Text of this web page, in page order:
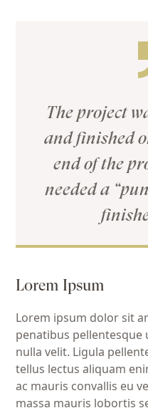
The project
and finished
end of the
needed a
Lorem Ipsum
Lorem ipsum dolor sit
penatibus pellentesque
nulla velit. Ligula
tellus lectus aliquam
ac mauris convallis eu
massa mauris lobortis